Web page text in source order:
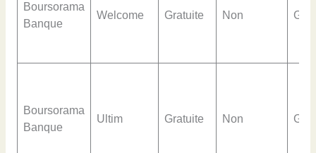
Boursorama
Banque
Welcome Gratuite Non
Boursorama
Banque
Ultim Gratuite Non